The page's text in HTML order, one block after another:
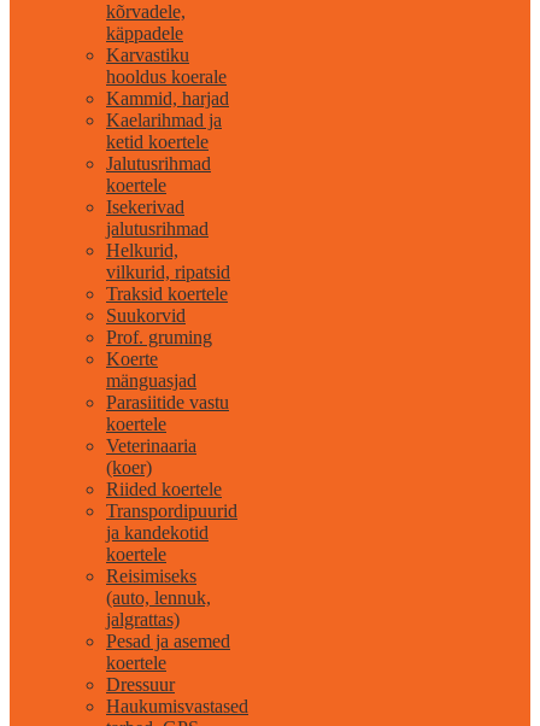
kõrvadele,
käppadele
Karvastiku
hooldus koerale
Kammid, harjad
Kaelarihmad ja
ketid koertele
Jalutusrihmad
koertele
Isekerivad
jalutusrihmad
Helkurid,
vilkurid, ripatsid
Traksid koertele
Suukorvid
Prof. gruming
Koerte
mänguasjad
Parasiitide vastu
koertele
Veterinaaria
(koer)
Riided koertele
Transpordipuurid
ja kandekotid
koertele
Reisimiseks
(auto, lennuk,
jalgrattas)
Pesad ja asemed
koertele
Dressuur
Haukumisvastased